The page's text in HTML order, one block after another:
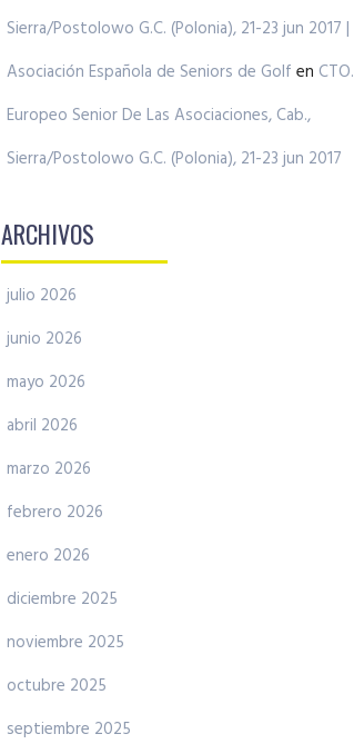
Sierra/Postolowo G.C. (Polonia), 21-23 jun 2017 |
Asociación Española de Seniors de Golf en CTO.
Europeo Senior De Las Asociaciones, Cab.,
Sierra/Postolowo G.C. (Polonia), 21-23 jun 2017
ARCHIVOS
julio 2026
junio 2026
mayo 2026
abril 2026
marzo 2026
febrero 2026
enero 2026
diciembre 2025
noviembre 2025
octubre 2025
septiembre 2025